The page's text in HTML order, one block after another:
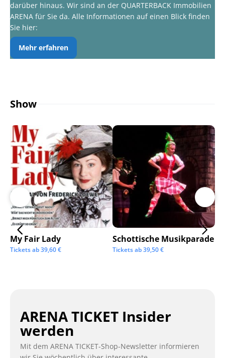
darüber hinaus. Wir sind an der QUARTERBACK Immobilien
ARENA für Sie da. Alle Informationen auf einen Blick finden
Sie hier:
Mehr erfahren
Show
My Fair Lady
Tickets ab39,60€
Schottische Musikparade
Tickets ab39,50€
ARENA TICKET Insider
werden
Mit dem ARENA TICKET-Shop-Newsletter informieren